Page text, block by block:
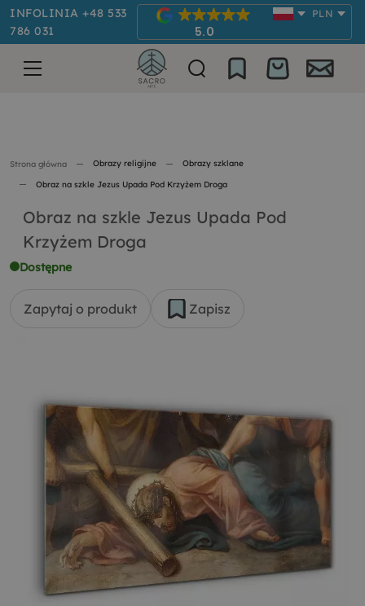
INFOLINIA +48 533
786 031
5.0
PLN
Strona główna Obrazy religijne Obrazy szklane
Obraz na szkle Jezus Upada Pod Krzyżem Droga
Obraz na szkle Jezus Upada Pod
Krzyżem Droga
Dostępne
Zapytaj o produkt Zapisz